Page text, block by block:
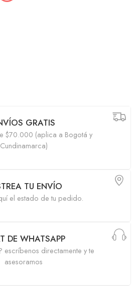
GRATIS
$70.000 (aplica a Bogotá y
Cundinamarca)
TU ENVÍO
el estado de tu pedido.
DE WHATSAPP
escríbenos directamente y te
asesoramos